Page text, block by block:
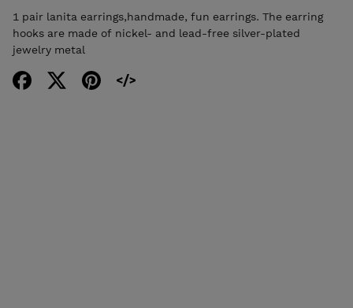
1 pair lanita earrings,handmade, fun earrings. The earring
hooks are made of nickel- and lead-free silver-plated
jewelry metal